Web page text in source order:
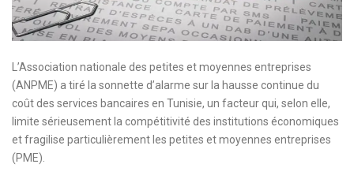
L’Association nationale des petites et moyennes entreprises
(ANPME) a tiré la sonnette d’alarme sur la hausse continue du
coût des services bancaires en Tunisie, un facteur qui, selon elle,
limite sérieusement la compétitivité des institutions économiques
et fragilise particulièrement les petites et moyennes entreprises
(PME).